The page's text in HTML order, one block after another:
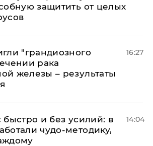
защитить от целых
"грандиозного
рака
железы – результаты
16:27
быстро и без усилий: в
чудо-методику,
14:04